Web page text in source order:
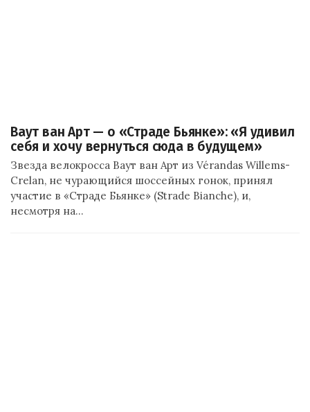
Ваут ван Арт — о «Страде Бьянке»: «Я удивил
себя и хочу вернуться сюда в будущем»
Звезда велокросса Ваут ван Арт из Vérandas Willems-
Crelan, не чурающийся шоссейных гонок, принял
участие в «Страде Бьянке» (Strade Bianche), и,
несмотря на…